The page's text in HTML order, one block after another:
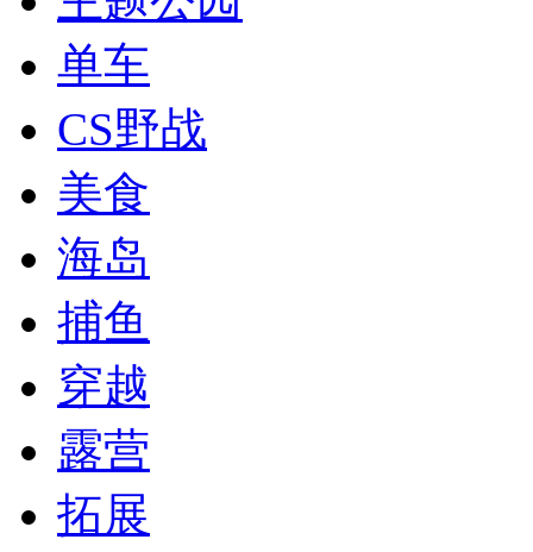
单车
CS野战
美食
海岛
捕鱼
穿越
露营
拓展